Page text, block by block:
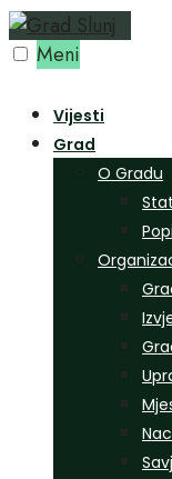
Preskoči
na Meni
Vijesti
Grad
O Gradu